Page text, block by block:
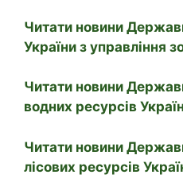
Читати новини
України з управління
Читати новини
водних ресурсів
Читати новини
лісових ресурсів